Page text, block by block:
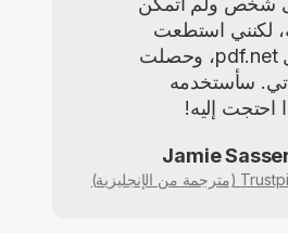
لكنني استطعت
ذلك بفضل pdf.net، وحصلت
سأستخدمه
احتجت إليه!
Jamie